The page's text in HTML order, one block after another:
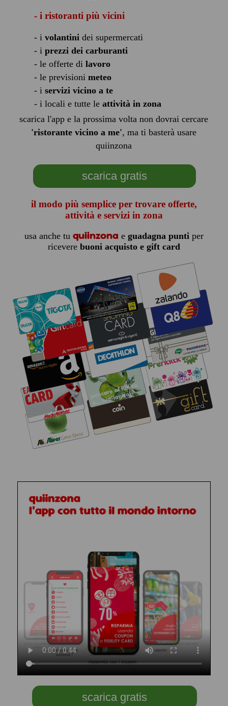
- i ristoranti più vicini
- i volantinidei supermercati
- i prezzi dei carburanti
- le offerte di lavoro
- le previsioni meteo
- i servizi vicino a te
- i locali e tutte le attività in zona
scarica l'app e la prossima volta non dovrai cercare
'ristorante vicino a me', ma ti basterà usare
quiinzona
scarica gratis
il modo più semplice per trovare offerte,
attività e servizi in zona
usa anche tu quiinzona e guadagna puntiper
ricevere buoni acquisto e gift card
scarica gratis